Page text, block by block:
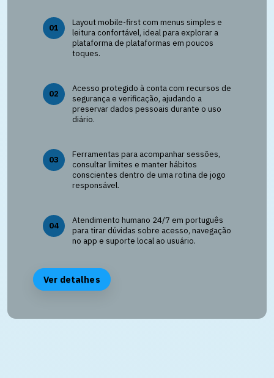
01
Layout mobile-first com menus simples e
leitura confortável, ideal para explorar a
plataforma de plataformas em poucos
toques.
02
Acesso protegido à conta com recursos de
segurança e verificação, ajudando a
preservar dados pessoais durante o uso
diário.
03
Ferramentas para acompanhar sessões,
consultar limites e manter hábitos
conscientes dentro de uma rotina de jogo
responsável.
04
Atendimento humano 24/7 em português
para tirar dúvidas sobre acesso, navegação
no app e suporte local ao usuário.
Ver detalhes